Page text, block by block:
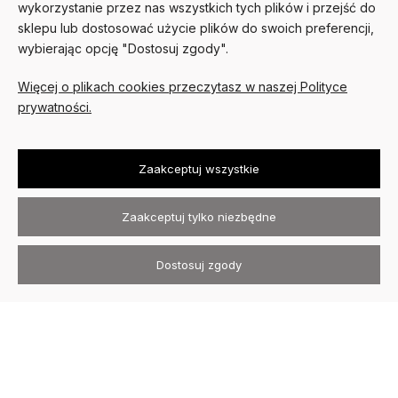
PŁATNOŚCI I DOSTAWA
O NAS
Kurtki skórzane David Ryan © 2026 Wszystkie prawa zastrzeżone
Realizacja:Increo Studio
wykorzystanie przez nas wszystkich tych plików i przejść do
sklepu lub dostosować użycie plików do swoich preferencji,
wybierając opcję "Dostosuj zgody".
Więcej o plikach cookies przeczytasz w naszej Polityce
prywatności.
Zaakceptuj wszystkie
Zaakceptuj tylko niezbędne
Dostosuj zgody